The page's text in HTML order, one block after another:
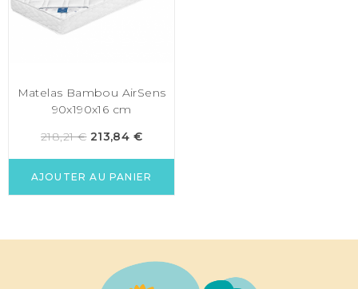
Matelas Bambou AirSens
90x190x16 cm
218,21€ 213,84 €
AJOUTER AU PANIER